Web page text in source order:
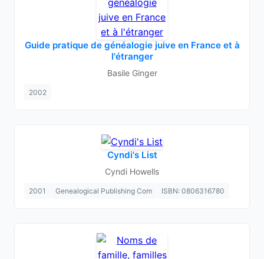
Guide pratique de généalogie juive en France et à
l'étranger
Basile Ginger
2002
Cyndi's List
Cyndi Howells
2001 Genealogical Publishing Com ISBN: 0806316780